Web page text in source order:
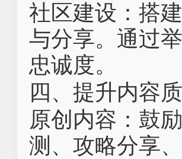
社区建设‌：搭
与分享。通过
忠诚度。
四、提升内容
原创内容‌：鼓
测、攻略分享